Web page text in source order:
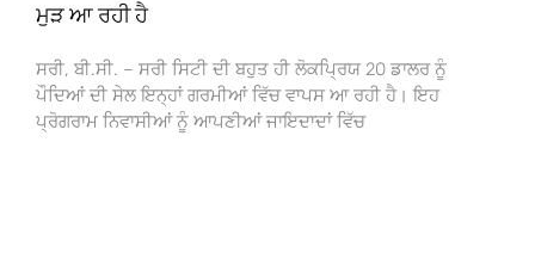
ਮੁੜ ਆ ਰਹੀ ਹੈ
ਸਰੀ, ਬੀ.ਸੀ. – ਸਰੀ ਸਿਟੀ ਦੀ ਬਹੁਤ ਹੀ ਲੋਕਪ੍ਰਿਯ 20 ਡਾਲਰ ਨੂੰ
ਪੌਦਿਆਂ ਦੀ ਸੇਲ ਇਨ੍ਹਾਂ ਗਰਮੀਆਂ ਵਿੱਚ ਵਾਪਸ ਆ ਰਹੀ ਹੈ। ਇਹ
ਪ੍ਰੋਗਰਾਮ ਨਿਵਾਸੀਆਂ ਨੂੰ ਆਪਣੀਆਂ ਜਾਇਦਾਦਾਂ ਵਿੱਚ